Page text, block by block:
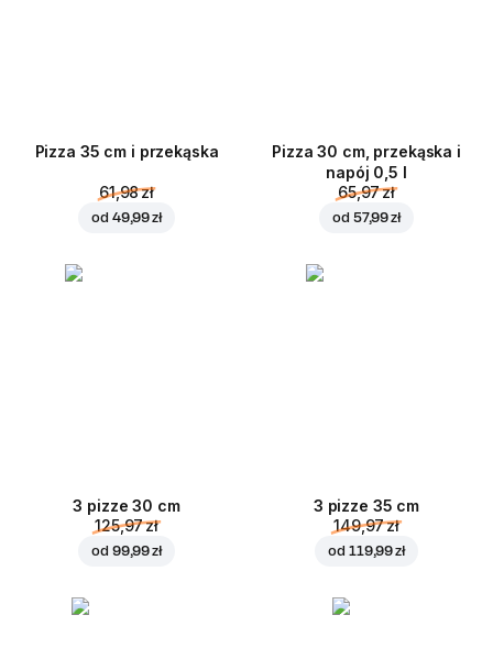
Pizza 35 cm i przekąska
61,98 zł
od 49,99 zł
Pizza 30 cm, przekąska i
napój 0,5 l
65,97 zł
od 57,99 zł
3 pizze 30 cm
125,97 zł
od 99,99 zł
3 pizze 35 cm
149,97 zł
od 119,99 zł